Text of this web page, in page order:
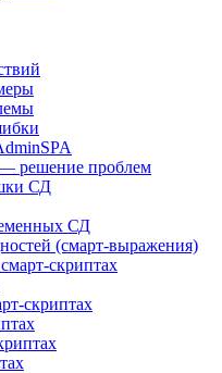
решение проблем
СД
СД
(смарт-выражения)
скриптах
скриптах